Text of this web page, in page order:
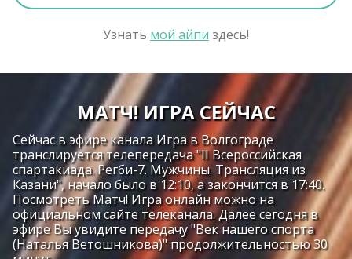
Узнать мой айпи здесь!
МАТЧ! ИГРА СЕЙЧАС
Сейчас в эфире канала Игра в Волгограде
транслируется телепередача "II Всероссийская
спартакиада. Регби-7. Мужчины. Трансляция из
Казани", начало было в 12:10, а закончится в 17:40.
Посмотреть Матч! Игра онлайн можно на
официальном сайте телеканала. Далее сегодня в
эфире Вы увидите передачу "Век нашего спорта
(Наталья Ветошникова)" продолжительностью 30